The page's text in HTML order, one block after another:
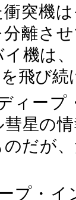
衝突機
離さ
イ機は
飛び続
ィープ
彗星の
だが
ープ・